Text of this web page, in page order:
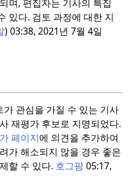
며, 편집자는 기사의 특집
있다. 검토 과정에 대한 지
) 03:38, 2021년 7월 4일
관심을 가질 수 있는 기사
재평가 후보로 지명되었다.
페이지에 의견을 추가하여
가 해소되지 않을 경우 좋은
할 수 있다. 호그팜05:17,